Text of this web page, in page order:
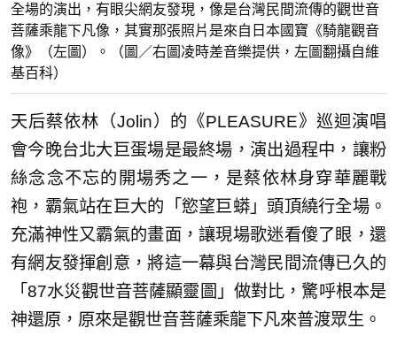
全場的演出，有眼尖網友發現，像是台灣民間流傳的觀世音
菩薩乘龍下凡像，其實那張照片是來自日本國寶《騎龍觀音
像》（左圖）。（圖／右圖凌時差音樂提供，左圖翻攝自維
基百科）
天后蔡依林（Jolin）的《PLEASURE》巡迴演唱
會今晚台北大巨蛋場是最終場，演出過程中，讓粉
絲念念不忘的開場秀之一，是蔡依林身穿華麗戰
袍，霸氣站在巨大的「慾望巨蟒」頭頂繞行全場。
充滿神性又霸氣的畫面，讓現場歌迷看傻了眼，還
有網友發揮創意，將這一幕與台灣民間流傳已久的
「87水災觀世音菩薩顯靈圖」做對比，驚呼根本是
神還原，原來是觀世音菩薩乘龍下凡來普渡眾生。